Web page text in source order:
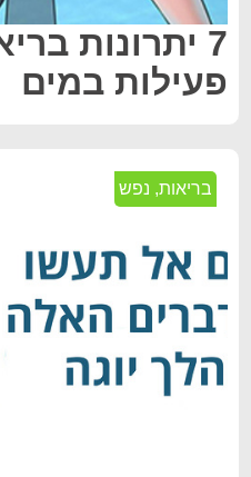
7 יתרונות
פעילות במים
בריאות, נפש